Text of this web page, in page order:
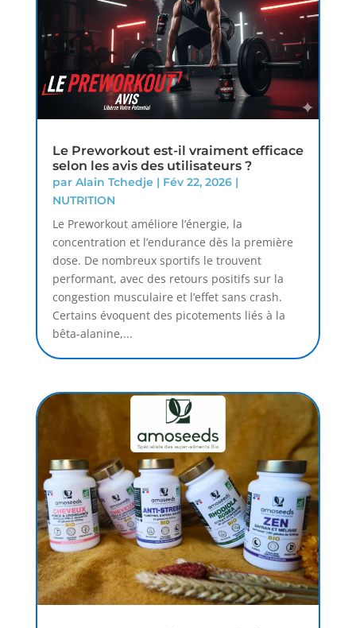
Le Preworkout est-il vraiment efficace
selon les avis des utilisateurs ?
par Alain Tchedje | Fév 22, 2026|
NUTRITION
Le Preworkout améliore l’énergie, la
concentration et l’endurance dès la première
dose. De nombreux sportifs le trouvent
performant, avec des retours positifs sur la
congestion musculaire et l’effet sans crash.
Certains évoquent des picotements liés à la
bêta-alanine,...